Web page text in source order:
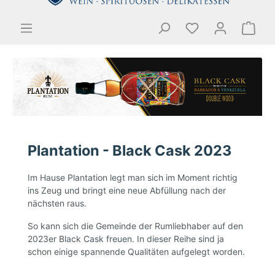
Plantation - Black Cask 2023
Im Hause Plantation legt man sich im Moment richtig
ins Zeug und bringt eine neue Abfüllung nach der
nächsten raus.
So kann sich die Gemeinde der Rumliebhaber auf den
2023er Black Cask freuen. In dieser Reihe sind ja
schon einige spannende Qualitäten aufgelegt worden.